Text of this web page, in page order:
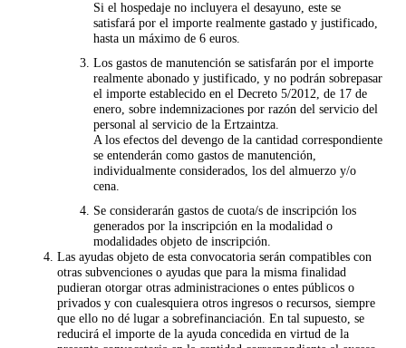
Si el hospedaje no incluyera el desayuno, este se
satisfará por el importe realmente gastado y justificado,
hasta un máximo de 6 euros.
Los gastos de manutención se satisfarán por el importe
realmente abonado y justificado, y no podrán sobrepasar
el importe establecido en el Decreto 5/2012, de 17 de
enero, sobre indemnizaciones por razón del servicio del
personal al servicio de la Ertzaintza.
A los efectos del devengo de la cantidad correspondiente
se entenderán como gastos de manutención,
individualmente considerados, los del almuerzo y/o
cena.
Se considerarán gastos de cuota/s de inscripción los
generados por la inscripción en la modalidad o
modalidades objeto de inscripción.
Las ayudas objeto de esta convocatoria serán compatibles con
otras subvenciones o ayudas que para la misma finalidad
pudieran otorgar otras administraciones o entes públicos o
privados y con cualesquiera otros ingresos o recursos, siempre
que ello no dé lugar a sobrefinanciación. En tal supuesto, se
reducirá el importe de la ayuda concedida en virtud de la